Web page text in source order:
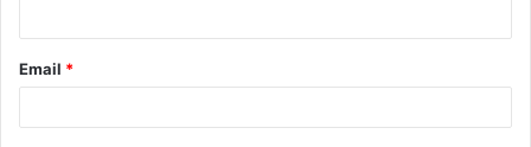
Email *